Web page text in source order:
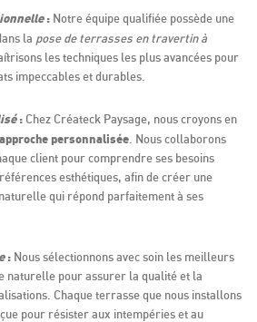
: Notre équipe qualifiée possède une
la pose de terrasses en travertin à
les techniques les plus avancées pour
impeccables et durables.
: Chez Créateck Paysage, nous croyons en
approche personnalisée . Nous collaborons
client pour comprendre ses besoins
esthétiques, afin de créer une
qui répond parfaitement à ses
: Nous sélectionnons avec soin les meilleurs
naturelle pour assurer la qualité et la
Chaque terrasse que nous installons
pour résister aux intempéries et au